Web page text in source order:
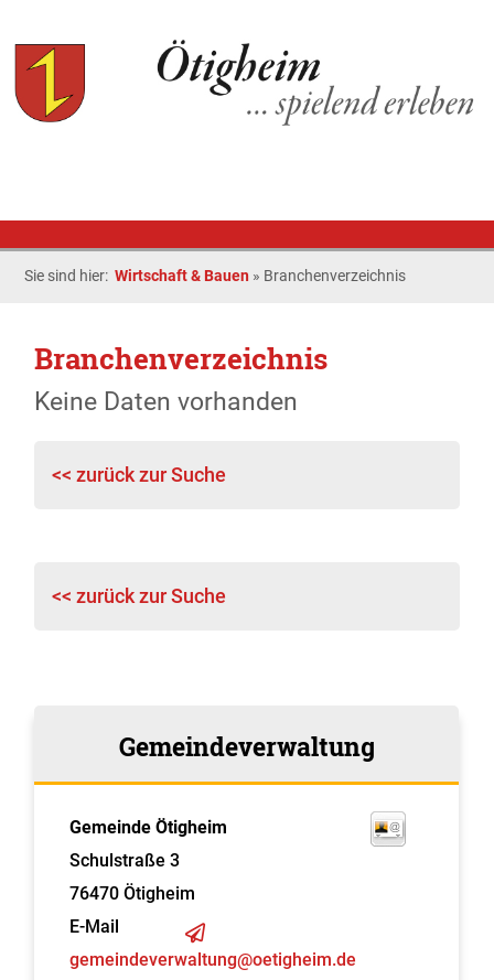
Sie sind hier:Wirtschaft & Bauen » Branchenverzeichnis
Branchenverzeichnis
Keine Daten vorhanden
<< zurück zur Suche
<< zurück zur Suche
Gemeindeverwaltung
Gemeinde Ötigheim
Schulstraße 3
76470 Ötigheim
E-Mail
gemeindeverwaltung@oetigheim.de